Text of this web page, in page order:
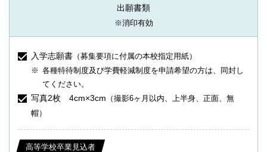
出願書類
※消印有効
入学志願書（募集要項に付属の本校指定用紙）
各種特待制度及び学費軽減制度を申請希望の方は、同封し
てください。
写真2枚 4cm×3cm （撮影6ヶ月以内、上半身、正面、無
帽）
高等学校卒業見込者